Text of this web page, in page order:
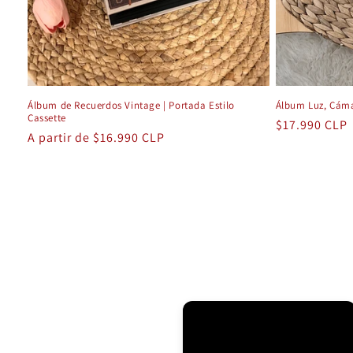
Álbum de Recuerdos Vintage | Portada Estilo
Cassette
Precio
A partir de $16.990 CLP
Álbum Luz,
Precio
$17.990 CLP